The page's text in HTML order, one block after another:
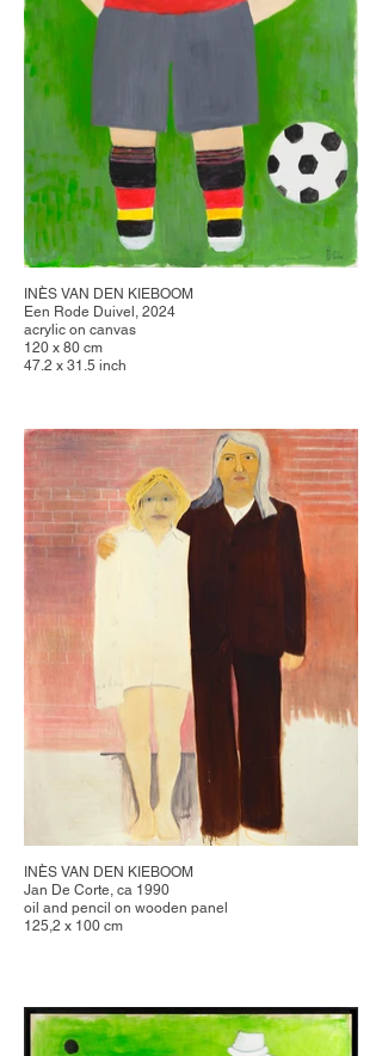
INÈS VAN DEN KIEBOOM
Een Rode Duivel, 2024
acrylic on canvas
120 x 80 cm
47.2 x 31.5 inch
INÈS VAN DEN KIEBOOM
Jan De Corte, ca 1990
oil and pencil on wooden panel
125,2 x 100 cm